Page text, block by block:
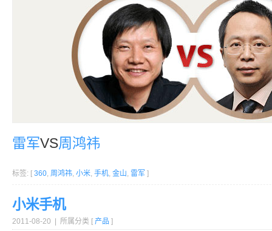
雷军VS周鸿祎
标签: [ 360, 周鸿祎, 小米, 手机, 金山, 雷军 ]
小米手机
2011-08-20 | 所属分类 [ 产品 ]